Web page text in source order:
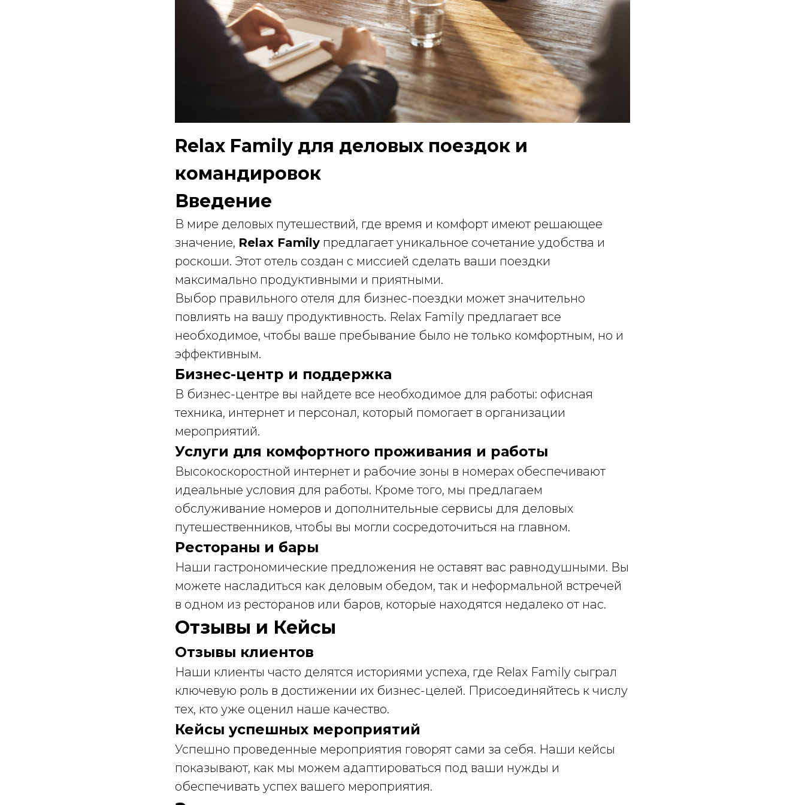
Relax Family для деловых поездок и
командировок
Введение
В мире деловых путешествий, где время и комфорт имеют решающее
значение, Relax Family предлагает уникальное сочетание удобства и
роскоши. Этот отель создан с миссией сделать ваши поездки
максимально продуктивными и приятными.
Выбор правильного отеля для бизнес-поездки может значительно
повлиять на вашу продуктивность. Relax Family предлагает все
необходимое, чтобы ваше пребывание было не только комфортным, но и
эффективным.
Бизнес-центр и поддержка
В бизнес-центре вы найдете все необходимое для работы: офисная
техника, интернет и персонал, который помогает в организации
мероприятий.
Услуги для комфортного проживания и работы
Высокоскоростной интернет и рабочие зоны в номерах обеспечивают
идеальные условия для работы. Кроме того, мы предлагаем
обслуживание номеров и дополнительные сервисы для деловых
путешественников, чтобы вы могли сосредоточиться на главном.
Рестораны и бары
Наши гастрономические предложения не оставят вас равнодушными. Вы
можете насладиться как деловым обедом, так и неформальной встречей
в одном из ресторанов или баров, которые находятся недалеко от нас.
Отзывы и Кейсы
Отзывы клиентов
Наши клиенты часто делятся историями успеха, где Relax Family сыграл
ключевую роль в достижении их бизнес-целей. Присоединяйтесь к числу
тех, кто уже оценил наше качество.
Кейсы успешных мероприятий
Успешно проведенные мероприятия говорят сами за себя. Наши кейсы
показывают, как мы можем адаптироваться под ваши нужды и
обеспечивать успех вашего мероприятия.